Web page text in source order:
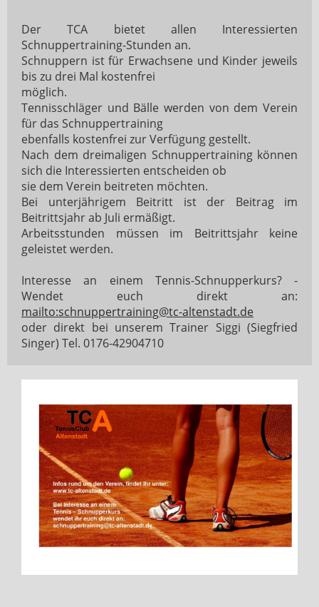
Der TCA bietet allen Interessierten
Schnuppertraining-Stunden an.
Schnuppern ist für Erwachsene und Kinder jeweils
bis zu drei Mal kostenfrei
möglich.
Tennisschläger und Bälle werden von dem Verein
für das Schnuppertraining
ebenfalls kostenfrei zur Verfügung gestellt.
Nach dem dreimaligen Schnuppertraining können
sich die Interessierten entscheiden ob
sie dem Verein beitreten möchten.
Bei unterjährigem Beitritt ist der Beitrag im
Beitrittsjahr ab Juli ermäßigt.
Arbeitsstunden müssen im Beitrittsjahr keine
geleistet werden.
Interesse an einem Tennis-Schnupperkurs? -
Wendet euch direkt an:
mailto:schnuppertraining@tc-altenstadt.de
oder direkt bei unserem Trainer Siggi (Siegfried
Singer) Tel. 0176-42904710